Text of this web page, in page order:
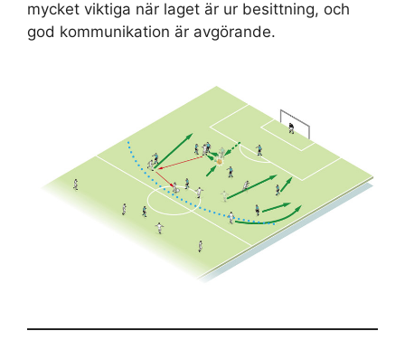
mycket viktiga när laget är ur besittning, och
god kommunikation är avgörande.